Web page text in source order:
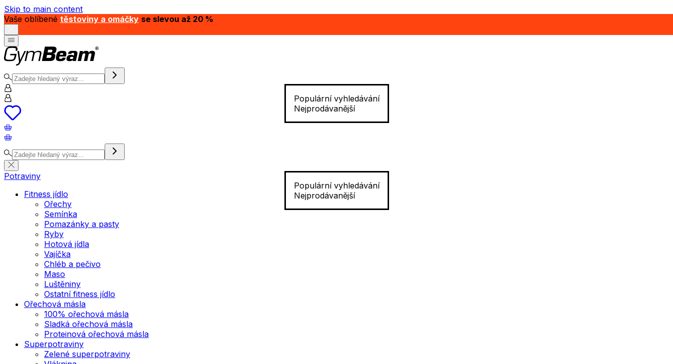
Skip to main content
Vaše oblíbené těstoviny a omáčky se slevou až 20 %
Populární vyhledávání
Nejprodávanější
Populární vyhledávání
Nejprodávanější
Potraviny
Fitness jídlo
Ořechy
Semínka
Pomazánky a pasty
Ryby
Hotová jídla
Vajíčka
Chléb a pečivo
Maso
Luštěniny
Ostatní fitness jídlo
Ořechová másla
100% ořechová másla
Sladká ořechová másla
Proteinová ořechová másla
Superpotraviny
Zelené superpotraviny